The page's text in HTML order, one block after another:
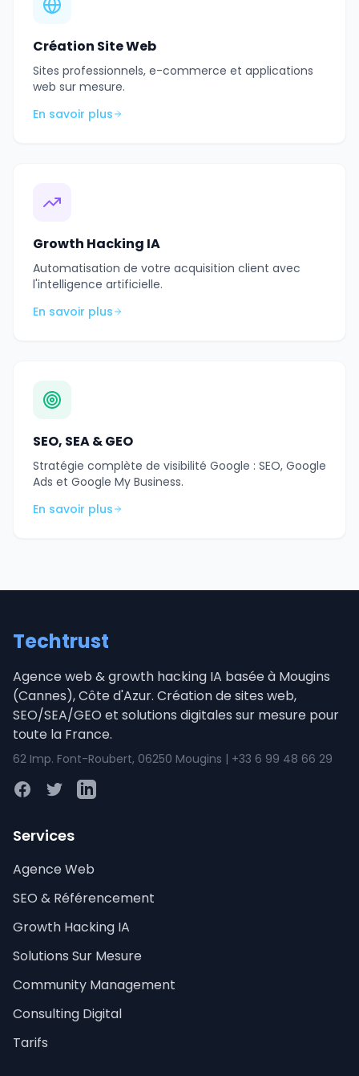
Création Site Web
Sites professionnels, e-commerce et applications
web sur mesure.
En savoir plus
Growth Hacking IA
Automatisation de votre acquisition client avec
l'intelligence artificielle.
En savoir plus
SEO, SEA & GEO
Stratégie complète de visibilité Google : SEO, Google
Ads et Google My Business.
En savoir plus
Techtrust
Agence web & growth hacking IA basée à Mougins
(Cannes), Côte d'Azur. Création de sites web,
SEO/SEA/GEO et solutions digitales sur mesure pour
toute la France.
62 Imp. Font-Roubert, 06250 Mougins | +33 6 99 48 66 29
FacebookTwitterLinkedIn
Services
Agence Web
SEO & Référencement
Growth Hacking IA
Solutions Sur Mesure
Community Management
Consulting Digital
Tarifs